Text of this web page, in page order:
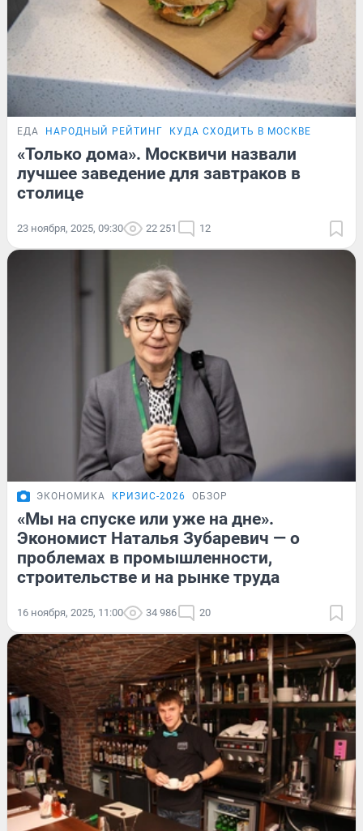
ЕДА НАРОДНЫЙ РЕЙТИНГ КУДА СХОДИТЬ В МОСКВЕ
«Только дома». Москвичи назвали
лучшее заведение для завтраков в
столице
23 ноября, 2025, 09:30 22 251 12
ЭКОНОМИКА КРИЗИС-2026 ОБЗОР
«Мы на спуске или уже на дне».
Экономист Наталья Зубаревич — о
проблемах в промышленности,
строительстве и на рынке труда
16 ноября, 2025, 11:00 34 986 20